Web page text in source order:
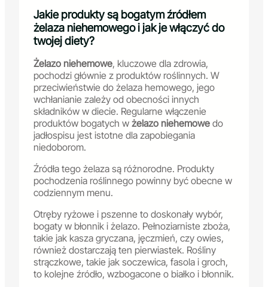
Jakie produkty są bogatym źródłem
żelaza niehemowego i jak je włączyć do
twojej diety?
Żelazo niehemowe, kluczowe dla zdrowia,
pochodzi głównie z produktów roślinnych. W
przeciwieństwie do żelaza hemowego, jego
wchłanianie zależy od obecności innych
składników w diecie. Regularne włączenie
produktów bogatych w żelazo niehemowe do
jadłospisu jest istotne dla zapobiegania
niedoborom.
Źródła tego żelaza są różnorodne. Produkty
pochodzenia roślinnego powinny być obecne w
codziennym menu.
Otręby ryżowe i pszenne to doskonały wybór,
bogaty w błonnik i żelazo. Pełnoziarniste zboża,
takie jak kasza gryczana, jęczmień, czy owies,
również dostarczają ten pierwiastek. Rośliny
strączkowe, takie jak soczewica, fasola i groch,
to kolejne źródło, wzbogacone o białko i błonnik.